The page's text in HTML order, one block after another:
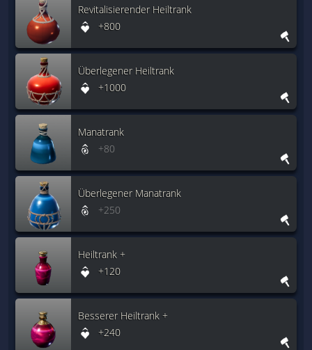
Revitalisierender Heiltrank
+800
Überlegener Heiltrank
+1000
Manatrank
+80
Überlegener Manatrank
+250
Heiltrank +
+120
Besserer Heiltrank +
+240